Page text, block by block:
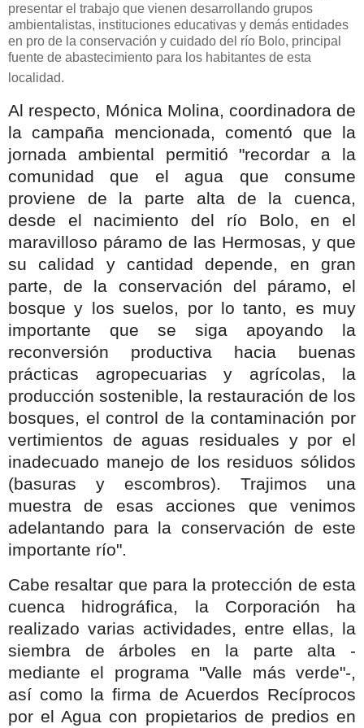
presentar el trabajo que vienen desarrollando grupos
ambientalistas, instituciones educativas y demás entidades
en pro de la conservación y cuidado del río Bolo, principal
fuente de abastecimiento para los habitantes de esta
localidad.
Al respecto, Mónica Molina, coordinadora de
la campaña mencionada, comentó que la
jornada ambiental permitió "recordar a la
comunidad que el agua que consume
proviene de la parte alta de la cuenca,
desde el nacimiento del río Bolo, en el
maravilloso páramo de las Hermosas, y que
su calidad y cantidad depende, en gran
parte, de la conservación del páramo, el
bosque y los suelos, por lo tanto, es muy
importante que se siga apoyando la
reconversión productiva hacia buenas
prácticas agropecuarias y agrícolas, la
producción sostenible, la restauración de los
bosques, el control de la contaminación por
vertimientos de aguas residuales y por el
inadecuado manejo de los residuos sólidos
(basuras y escombros). Trajimos una
muestra de esas acciones que venimos
adelantando para la conservación de este
importante río".
Cabe resaltar que para la protección de esta
cuenca hidrográfica, la Corporación ha
realizado varias actividades, entre ellas, la
siembra de árboles en la parte alta -
mediante el programa "Valle más verde"-,
así como la firma de Acuerdos Recíprocos
por el Agua con propietarios de predios en